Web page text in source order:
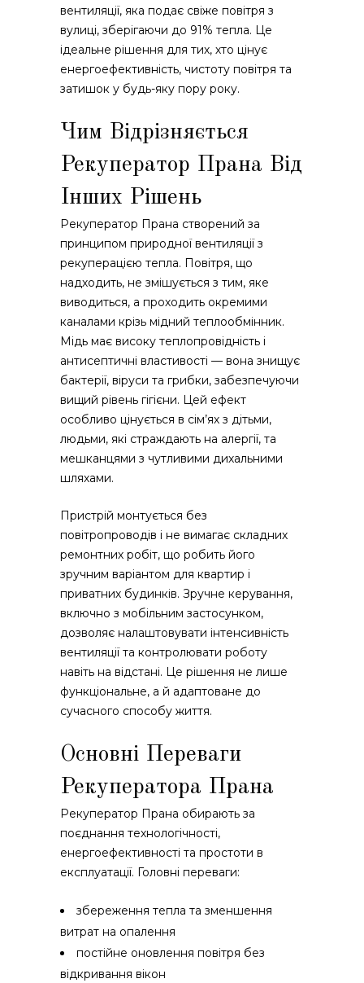
вентиляції, яка подає свіже повітря з
вулиці, зберігаючи до 91% тепла. Це
ідеальне рішення для тих, хто цінує
енергоефективність, чистоту повітря та
затишок у будь-яку пору року.
Чим Відрізняється
Рекуператор Прана Від
Інших Рішень
Рекуператор Прана створений за
принципом природної вентиляції з
рекуперацією тепла. Повітря, що
надходить, не змішується з тим, яке
виводиться, а проходить окремими
каналами крізь мідний теплообмінник.
Мідь має високу теплопровідність і
антисептичні властивості — вона знищує
бактерії, віруси та грибки, забезпечуючи
вищий рівень гігієни. Цей ефект
особливо цінується в сім’ях з дітьми,
людьми, які страждають на алергії, та
мешканцями з чутливими дихальними
шляхами.
Пристрій монтується без
повітропроводів і не вимагає складних
ремонтних робіт, що робить його
зручним варіантом для квартир і
приватних будинків. Зручне керування,
включно з мобільним застосунком,
дозволяє налаштовувати інтенсивність
вентиляції та контролювати роботу
навіть на відстані. Це рішення не лише
функціональне, а й адаптоване до
сучасного способу життя.
Основні Переваги
Рекуператора Прана
Рекуператор Прана обирають за
поєднання технологічності,
енергоефективності та простоти в
експлуатації. Головні переваги:
збереження тепла та зменшення
витрат на опалення
постійне оновлення повітря без
відкривання вікон